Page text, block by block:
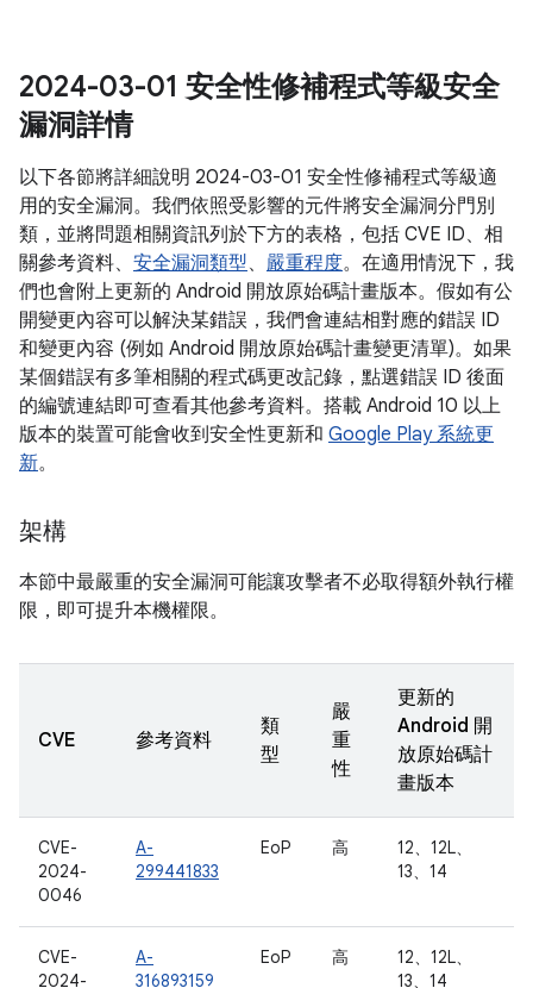
2024-03-01 安全性修補程式等級安全
漏洞詳情
以下各節將詳細說明 2024-03-01 安全性修補程式等級適
用的安全漏洞。我們依照受影響的元件將安全漏洞分門別
類，並將問題相關資訊列於下方的表格，包括 CVE ID、相
關參考資料、 安全漏洞類型、 嚴重程度。在適用情況下，我
們也會附上更新的 Android 開放原始碼計畫版本。假如有公
開變更內容可以解決某錯誤，我們會連結相對應的錯誤 ID
和變更內容 (例如 Android 開放原始碼計畫變更清單)。如果
某個錯誤有多筆相關的程式碼更改記錄，點選錯誤 ID 後面
的編號連結即可查看其他參考資料。搭載 Android 10 以上
版本的裝置可能會收到安全性更新和 Google Play 系統更
新。
架構
本節中最嚴重的安全漏洞可能讓攻擊者不必取得額外執行權
限，即可提升本機權限。
CVE 參考資料
類
型
嚴
重
性
更新的
Android 開
放原始碼計
畫版本
CVE-
2024-
0046
A-
299441833
EoP 高
12、12L、
13、14
CVE-
2024-
A-
316893159
EoP 高
12、12L、
13、14